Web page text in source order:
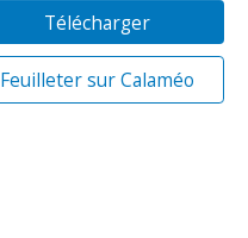
Télécharger
Feuilleter sur Calaméo